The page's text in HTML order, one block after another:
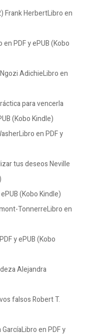
Frank HerbertLibro en
PDF y ePUB (Kobo
AdichieLibro en
para vencerla
(Kobo Kindle)
en PDF y
tus deseos Neville
(Kobo Kindle)
TonnerreLibro en
y ePUB (Kobo
Alejandra
falsos Robert T.
en PDF y